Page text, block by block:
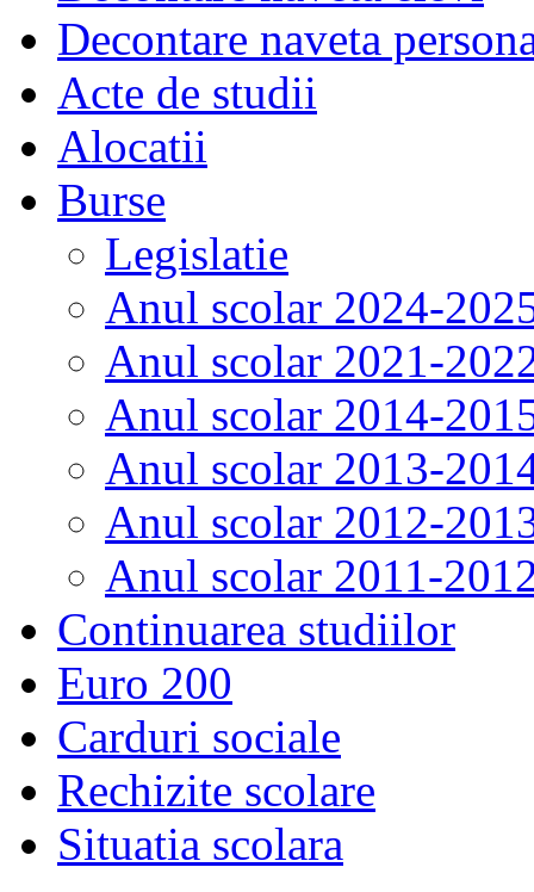
Decontare naveta
Acte de studii
Alocatii
Burse
Legislatie
Anul scolar 2024-
Anul scolar 2021-
Anul scolar 2014-
Anul scolar 2013-
Anul scolar 2012-
Anul scolar 2011-
Continuarea studiilor
Euro 200
Carduri sociale
Rechizite scolare
Situatia scolara